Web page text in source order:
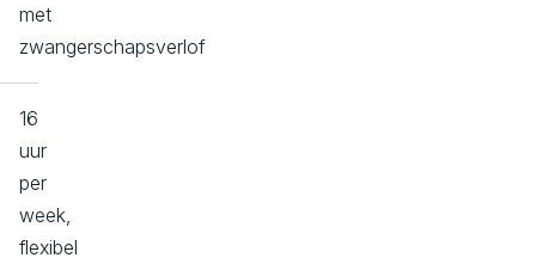
met
zwangerschapsverlof
16
uur
per
week,
flexibel